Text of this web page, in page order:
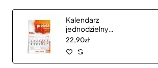
Kalendarz
jednodzielny
CLASSIC płaską
główką
22,90zł